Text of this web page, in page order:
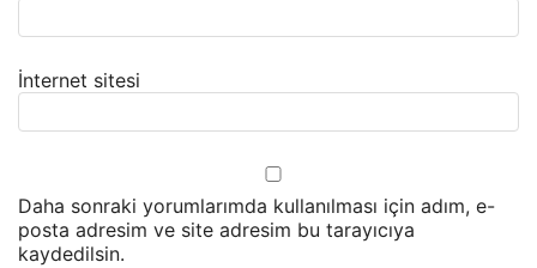
İnternet sitesi
Daha sonraki yorumlarımda kullanılması için adım, e-
posta adresim ve site adresim bu tarayıcıya
kaydedilsin.